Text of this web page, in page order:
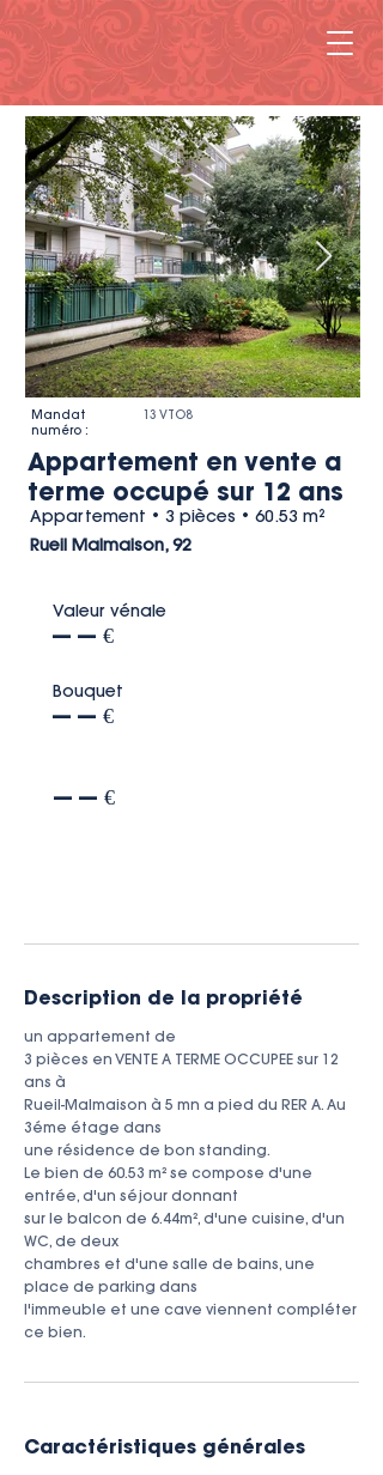
Mandat
numéro :
13 VTO8
Appartement en vente a
terme occupé sur 12 ans
Appartement • 3 pièces • 60.53 m²
Rueil Malmaison, 92
Valeur vénale
--- --- €
Bouquet
--- --- €
--- --- €
Description de la propriété
un appartement de
3 pièces en VENTE A TERME OCCUPEE sur 12
ans à
Rueil-Malmaison à 5 mn a pied du RER A. Au
3éme étage dans
une résidence de bon standing.
Le bien de 60.53 m² se compose d'une
entrée, d'un séjour donnant
sur le balcon de 6.44m², d'une cuisine, d'un
WC, de deux
chambres et d'une salle de bains, une
place de parking dans
l'immeuble et une cave viennent compléter
ce bien.
Caractéristiques générales